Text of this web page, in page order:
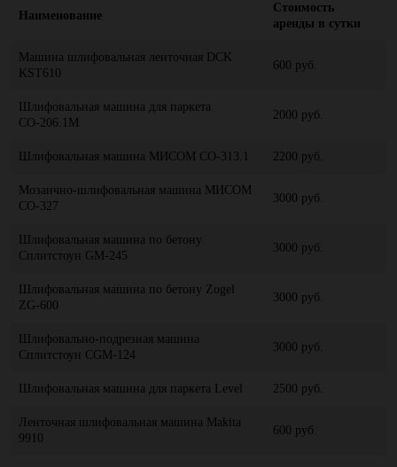
Наименование
Стоимость
аренды в сутки
Машина шлифовальная ленточная DCK
KST610
600 руб.
Шлифовальная машина для паркета
СО-206.1M
2000 руб.
Шлифовальная машина МИСОМ СО-313.1 2200 руб.
Мозаично-шлифовальная машина МИСОМ
СО-327
3000 руб.
Шлифовальная машина по бетону
Сплитстоун GM-245
3000 руб.
Шлифовальная машина по бетону Zogel
ZG-600
3000 руб.
Шлифовально-подрезная машина
Сплитстоун CGM-124
3000 руб.
Шлифовальная машина для паркета Level 2500 руб.
Ленточная шлифовальная машина Makita
9910
600 руб.